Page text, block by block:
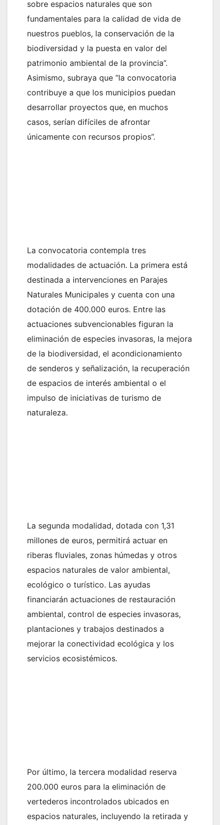
sobre espacios naturales que son
fundamentales para la calidad de vida de
nuestros pueblos, la conservación de la
biodiversidad y la puesta en valor del
patrimonio ambiental de la provincia”.
Asimismo, subraya que “la convocatoria
contribuye a que los municipios puedan
desarrollar proyectos que, en muchos
casos, serían difíciles de afrontar
únicamente con recursos propios”.
La convocatoria contempla tres
modalidades de actuación. La primera está
destinada a intervenciones en Parajes
Naturales Municipales y cuenta con una
dotación de 400.000 euros. Entre las
actuaciones subvencionables figuran la
eliminación de especies invasoras, la mejora
de la biodiversidad, el acondicionamiento
de senderos y señalización, la recuperación
de espacios de interés ambiental o el
impulso de iniciativas de turismo de
naturaleza.
La segunda modalidad, dotada con 1,31
millones de euros, permitirá actuar en
riberas fluviales, zonas húmedas y otros
espacios naturales de valor ambiental,
ecológico o turístico. Las ayudas
financiarán actuaciones de restauración
ambiental, control de especies invasoras,
plantaciones y trabajos destinados a
mejorar la conectividad ecológica y los
servicios ecosistémicos.
Por último, la tercera modalidad reserva
200.000 euros para la eliminación de
vertederos incontrolados ubicados en
espacios naturales, incluyendo la retirada y